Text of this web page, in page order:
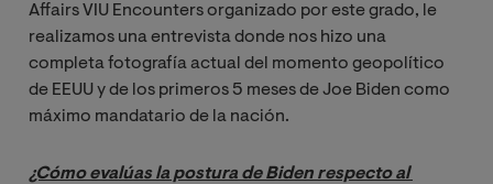
Affairs VIU Encounters organizado por este grado, le
realizamos una entrevista donde nos hizo una
completa fotografía actual del momento geopolítico
de EEUU y de los primeros 5 meses de Joe Biden como
máximo mandatario de la nación.
¿Cómo evalúas la postura de Biden respecto al